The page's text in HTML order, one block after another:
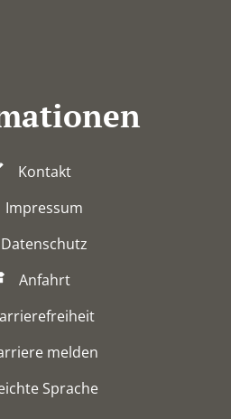
Kontakt
Impressum
Datenschutz
Anfahrt
melden
Sprache